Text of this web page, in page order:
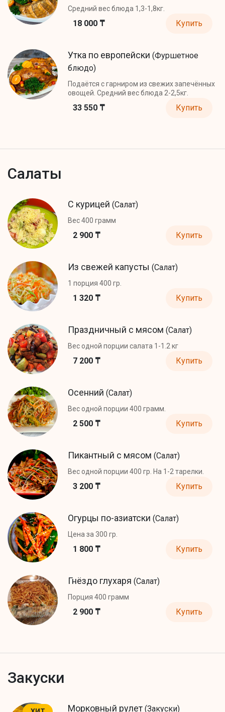
Средний вес блюда 1,3-1,8кг.
18 000 ₸ Купить
Утка по европейски (Фуршетное
блюдо)
Подаётся с гарниром из свежих запечённых
овощей. Средний вес блюда 2-2,5кг.
33 550 ₸ Купить
Салаты
С курицей (Салат)
Вес 400 грамм
2 900 ₸ Купить
Из свежей капусты (Салат)
1 порция 400 гр.
1 320 ₸ Купить
Праздничный с мясом (Салат)
Вес одной порции салата 1-1.2 кг
7 200 ₸ Купить
Осенний (Салат)
Вес одной порции 400 грамм.
2 500 ₸ Купить
Пикантный с мясом (Салат)
Вес одной порции 400 гр. На 1-2 тарелки.
3 200 ₸ Купить
Огурцы по-азиатски (Салат)
Цена за 300 гр.
1 800 ₸ Купить
Гнёздо глухаря (Салат)
Порция 400 грамм
2 900 ₸ Купить
Закуски
Морковный рулет (Закуски)